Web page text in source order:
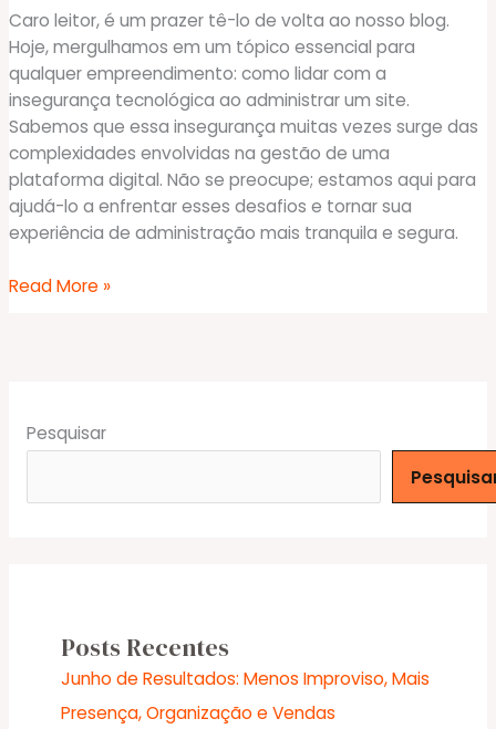
Caro leitor, é um prazer tê-lo de volta ao nosso blog.
Hoje, mergulhamos em um tópico essencial para
qualquer empreendimento: como lidar com a
insegurança tecnológica ao administrar um site.
Sabemos que essa insegurança muitas vezes surge das
complexidades envolvidas na gestão de uma
plataforma digital. Não se preocupe; estamos aqui para
ajudá-lo a enfrentar esses desafios e tornar sua
experiência de administração mais tranquila e segura.
Insegurança
tecnológicas
administrar
Read More »
Pesquisar
Posts Recentes
Junho de Resultados: Menos Improviso, Mais
Presença, Organização e Vendas